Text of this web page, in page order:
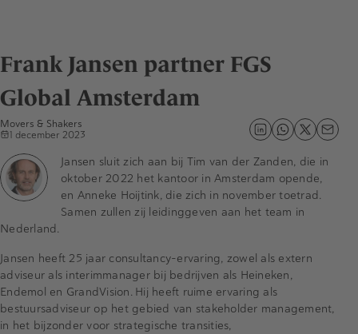
Frank Jansen partner FGS
Global Amsterdam
Movers & Shakers
1 december 2023
Jansen sluit zich aan bij Tim van der Zanden, die in
oktober 2022 het kantoor in Amsterdam opende,
en Anneke Hoijtink, die zich in november toetrad.
Samen zullen zij leidinggeven aan het team in
Nederland.
Jansen heeft 25 jaar consultancy-ervaring, zowel als extern
adviseur als interimmanager bij bedrijven als Heineken,
Endemol en GrandVision. Hij heeft ruime ervaring als
bestuursadviseur op het gebied van stakeholder management,
in het bijzonder voor strategische transities,